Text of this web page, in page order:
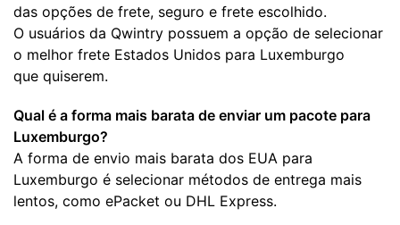
das opções de frete, seguro e frete escolhido.
O usuários da Qwintry possuem a opção de selecionar
o melhor frete Estados Unidos para Luxemburgo
que quiserem.
Qual é a forma mais barata de enviar um pacote para
Luxemburgo?
A forma de envio mais barata dos EUA para
Luxemburgo é selecionar métodos de entrega mais
lentos, como ePacket ou DHL Express.